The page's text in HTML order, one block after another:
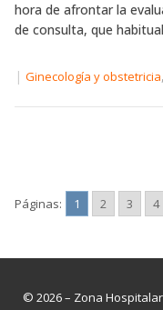
hora de afrontar la
de consulta, que
| Ginecología y obstetricia,
Páginas: 1 2 3 4
© 2026 – Zona